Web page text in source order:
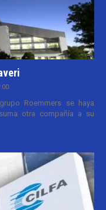
Roemmers se haya
otra compañía a su